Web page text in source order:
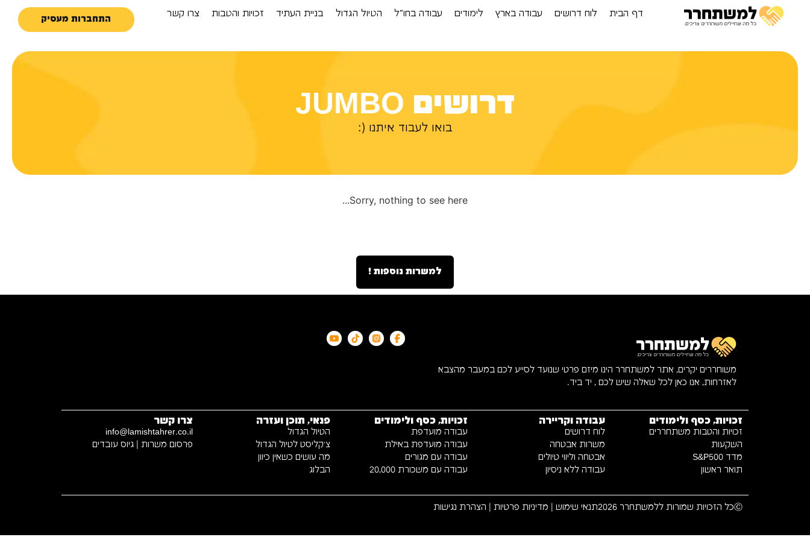
דף הבית לוח דרושים עבודה בארץ לימודים עבודה בחו”ל הטיול הגדול בניית העתיד זכויות והטבות צרו קשר
התחברות מעסיק
דרושים JUMBO
בואו לעבוד איתנו (:
Sorry, nothing to see here...
למשרות נוספות !
משוחררים יקרים, אתר למשתחרר הינו מיזם פרטי שנועד לסייע לכם במעבר מהצבא
לאזרחות, אנו כאן לכל שאלה שיש לכם , יד ביד.
זכויות, כסף ולימודים
זכויות והטבות משתחררים
השקעות
מדד S&P500
תואר ראשון
עבודה וקריירה
לוח דרושים
משרות אבטחה
אבטחה וליווי טיולים
עבודה ללא ניסיון
זכויות, כסף ולימודים
עבודה מועדפת
עבודה מועדפת באילת
עבודה עם מגורים
עבודה עם משכורת 20,000
פנאי, תוכן ועזרה
הטיול הגדול
צ׳קליסט לטיול הגדול
מה עושים כשאין כיוון
הבלוג
צרו קשר
info@lamishtahrer.co.il
פרסום משרות | גיוס עובדים
Ⓒכל הזכויות שמורות ללמשתחרר 2026 תנאי שימוש מדיניות פרטיות הצהרת נגישות